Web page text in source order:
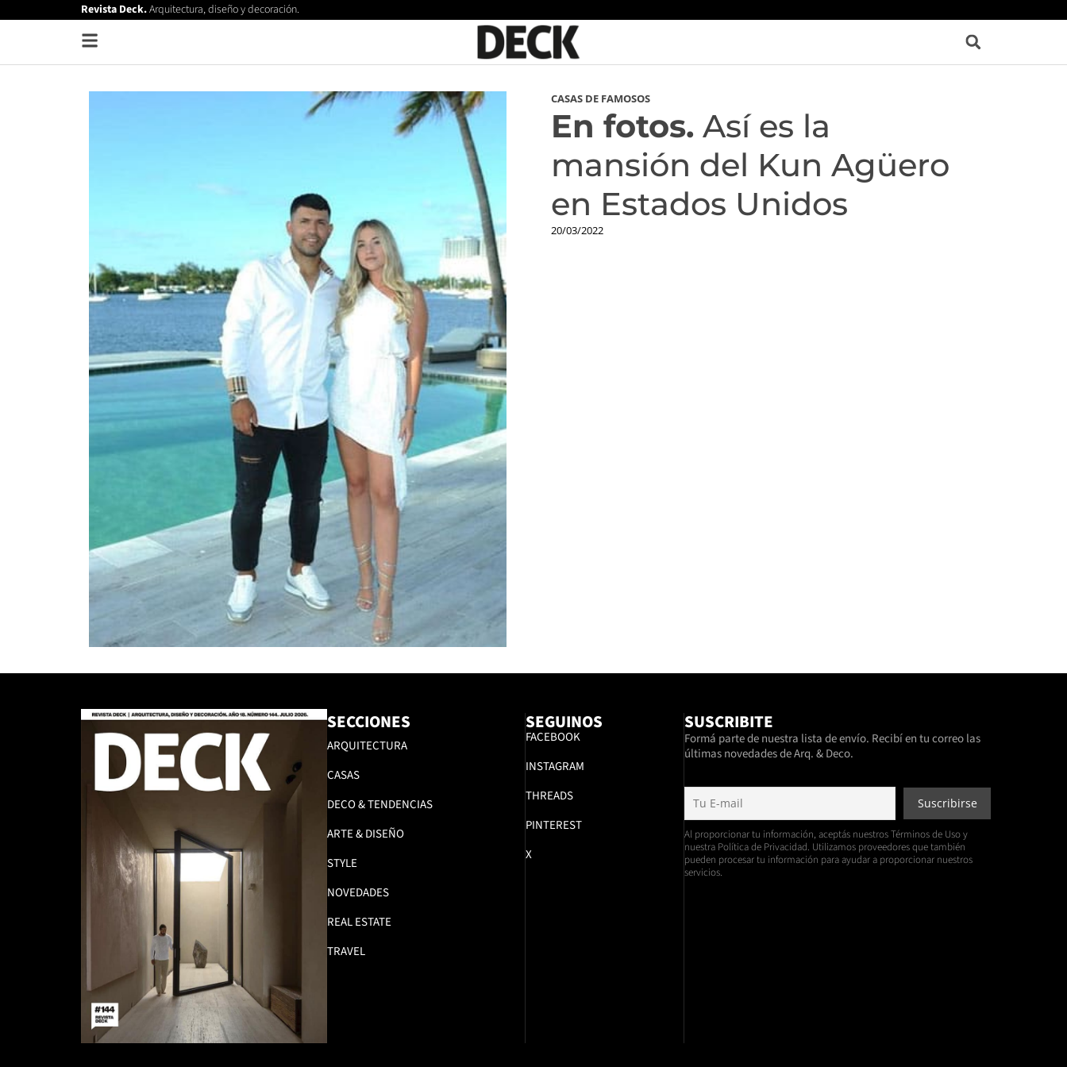
Revista Deck.Arquitectura, diseño y decoración.
CASAS DE FAMOSOS
En fotos. Así es la
mansión del Kun Agüero
en Estados Unidos
20/03/2022
SECCIONES
ARQUITECTURA
CASAS
DECO & TENDENCIAS
ARTE & DISEÑO
STYLE
NOVEDADES
REAL ESTATE
TRAVEL
SEGUINOS
FACEBOOK
INSTAGRAM
THREADS
PINTEREST
X
SUSCRIBITE
Formá parte de nuestra lista de envío. Recibí en tu correo las
últimas novedades de Arq. & Deco.
Al proporcionar tu información, aceptás nuestros Términos de Uso y
nuestra Política de Privacidad. Utilizamos proveedores que también
pueden procesar tu información para ayudar a proporcionar nuestros
servicios.